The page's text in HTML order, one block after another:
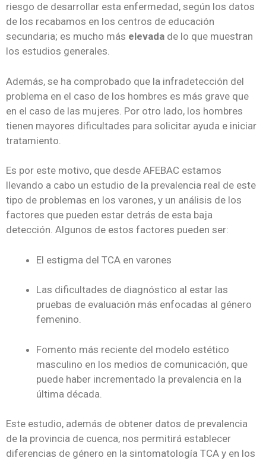
riesgo de desarrollar esta enfermedad, según los datos
de los recabamos en los centros de educación
secundaria; es mucho más elevada de lo que muestran
los estudios generales.
Además, se ha comprobado que la infradetección del
problema en el caso de los hombres es más grave que
en el caso de las mujeres. Por otro lado, los hombres
tienen mayores dificultades para solicitar ayuda e iniciar
tratamiento.
Es por este motivo, que desde AFEBAC estamos
llevando a cabo un estudio de la prevalencia real de este
tipo de problemas en los varones, y un análisis de los
factores que pueden estar detrás de esta baja
detección. Algunos de estos factores pueden ser:
El estigma del TCA en varones
Las dificultades de diagnóstico al estar las
pruebas de evaluación más enfocadas al género
femenino.
Fomento más reciente del modelo estético
masculino en los medios de comunicación, que
puede haber incrementado la prevalencia en la
última década.
Este estudio, además de obtener datos de prevalencia
de la provincia de cuenca, nos permitirá establecer
diferencias de género en la sintomatología TCA y en los